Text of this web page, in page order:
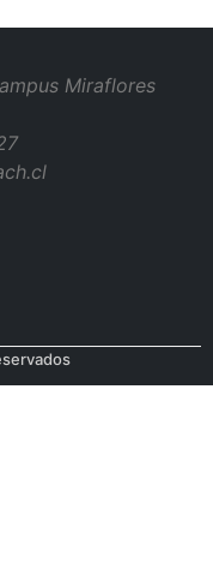
Miraflores